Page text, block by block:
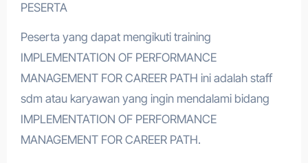
PESERTA
Peserta yang dapat mengikuti training
IMPLEMENTATION OF PERFORMANCE
MANAGEMENT FOR CAREER PATH ini adalah staff
sdm atau karyawan yang ingin mendalami bidang
IMPLEMENTATION OF PERFORMANCE
MANAGEMENT FOR CAREER PATH.